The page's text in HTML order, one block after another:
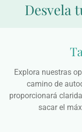
Desvela
Explora nuestras
camino de
proporcionará
sacar el